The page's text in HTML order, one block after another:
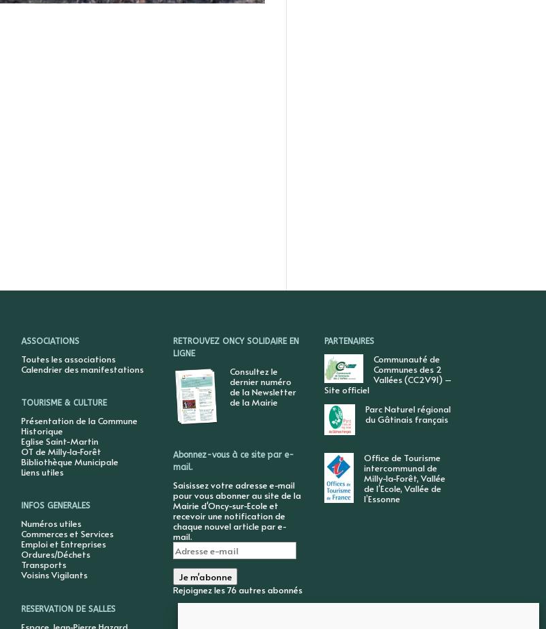
ASSOCIATIONS
Toutes les associations
Calendrier des manifestations
TOURISME & CULTURE
Présentation de la Commune
Historique
Eglise Saint-Martin
OT de Milly-la-Forêt
Bibliothèque Municipale
Liens utiles
INFOS GENERALES
Numéros utiles
Commerces et Services
Emploi et Entreprises
Ordures/Déchets
Transports
Voisins Vigilants
RESERVATION DE SALLES
RETROUVEZ ONCY SOLIDAIRE EN
LIGNE
Consultez le
dernier numéro
de la Newsletter
de la Mairie
Abonnez-vous à ce site par e-
mail.
Saisissez votre adresse e-mail
pour vous abonner au site de la
Mairie d'Oncy-sur-Ecole et
recevoir une notification de
chaque nouvel article par e-
mail.
Adresse
e-
mail
Je m'abonne
Rejoignez les 76 autres abonnés
PARTENAIRES
Communauté de
Communes des 2
Vallées (CC2V91) –
Site officiel
Parc Naturel régional
du Gâtinais français
Office de Tourisme
intercommunal de
Milly-la-Forêt, Vallée
de l’Ecole, Vallée de
l’Essonne